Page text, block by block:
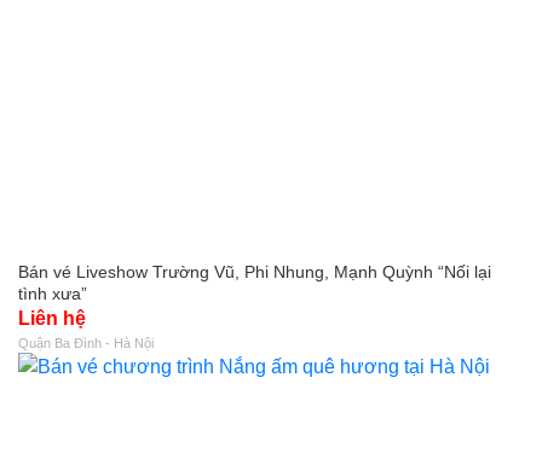
Bán vé Liveshow Trường Vũ, Phi Nhung, Mạnh Quỳnh “Nối lại
tình xưa”
Liên hệ
Quận Ba Đình - Hà Nội